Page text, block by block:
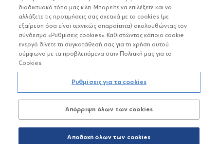
Βασικές Γνώσεις
Χρήσιμοι σύνδεσμοι
Επενδυτική φιλοσοφία ESG
Πιστοποιημένα στελέχη και συνεργάτες
Αποστολή Βιογραφικών
ΟΙ ΟΣΕΚΑ ΔΕΝ ΕΧΟΥΝ ΕΓΓΥΗΜΕΝΗ ΑΠΟΔΟΣΗ ΚΑΙ ΟΙ
ΠΡΟΗΓΟΥΜΕΝΕΣ ΑΠΟΔΟΣΕΙΣ ΔΕΝ ΔΙΑΣΦΑΛΙΖΟΥΝ ΤΙΣ
ΜΕΛΛΟΝΤΙΚΕΣ
Copyright © Eurobank ΑΕΔΑΚ
Προστασία Προσωπικών Δεδομένων
Όροι χρήσης
Πολιτική cookies
διαδικτυακό τόπο μας κ.λπ. Μπορείτε να επιλέξετε και να
αλλάξετε τις προτιμήσεις σας σχετικά με τα cookies (με
εξαίρεση όσα είναι τεχνικώς απαραίτητα) ακολουθώντας τον
σύνδεσμο «Ρυθμίσεις cookies». Καθιστώντας κάποιο cookie
ενεργό δίνετε τη συγκατάθεσή σας για τη χρήση αυτού
σύμφωνα με τα προβλεπόμενα στην Πολιτική μας για τα
Cookies.
Ρυθμίσεις για τα cookies
Απόρριψη όλων των cookies
Αποδοχή όλων των cookies